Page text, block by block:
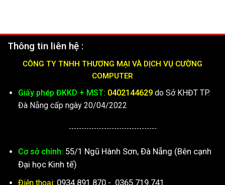
Thông tin liên hệ :
CÔNG TY TNHH THƯƠNG MẠI VÀ DỊCH VỤ CƯỜNG
COMPUTER
Giấy phép ĐKKD + MST: 0402144629do Sở KHĐT TP.
Đà Nẵng cấp ngày 20/04/2022
-----------------------------------
Cơ sở chính: 55/1 Ngũ Hành Sơn, Đà Nẵng (Bên cạnh
Đại học Kinh tế)
Điện thoại: 0934.891.870 - 0365.719.741